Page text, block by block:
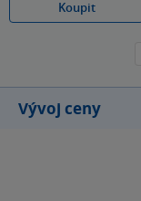
Koupit
Vývoj ceny